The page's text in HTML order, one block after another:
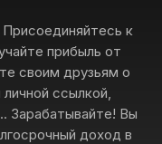
к
прибыль от
своим друзьям о
ссылкой,
Зарабатывайте! Вы
доход в